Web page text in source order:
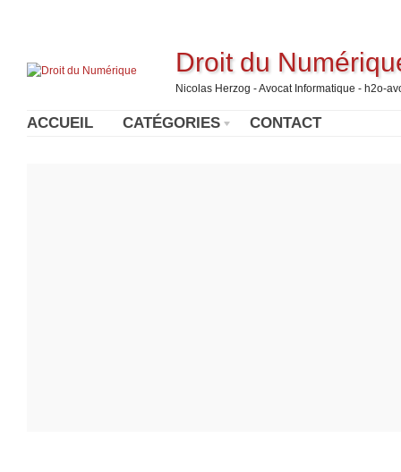
Droit du
Nicolas Herzog - Avocat Informatique - h2o-
ACCUEIL CATÉGORIES CONTACT